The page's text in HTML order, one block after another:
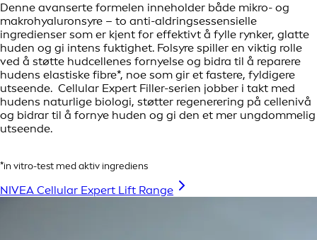
Denne avanserte formelen inneholder både mikro- og
makrohyaluronsyre – to anti-aldringsessensielle
ingredienser som er kjent for effektivt å fylle rynker, glatte
huden og gi intens fuktighet. Folsyre spiller en viktig rolle
ved å støtte hudcellenes fornyelse og bidra til å reparere
hudens elastiske fibre*, noe som gir et fastere, fyldigere
utseende. Cellular Expert Filler-serien jobber i takt med
hudens naturlige biologi, støtter regenerering på cellenivå
og bidrar til å fornye huden og gi den et mer ungdommelig
utseende.
*in vitro-test med aktiv ingrediens
NIVEA Cellular Expert Lift Range